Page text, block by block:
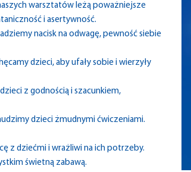
warsztatów leżą poważniejsze
i asertywność.
nacisk na odwagę, pewność siebie
dzieci, aby ufały sobie i wierzyły
z godnością i szacunkiem,
dzieci żmudnymi ćwiczeniami.
z dziećmi i wrażliwi na ich potrzeby.
świetną zabawą.